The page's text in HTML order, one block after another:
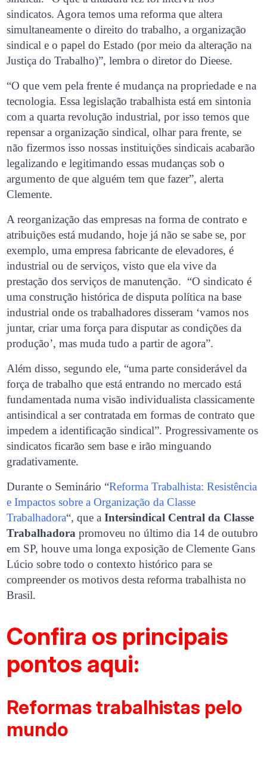
sindicatos. Agora temos uma reforma que altera
simultaneamente o direito do trabalho, a organização
sindical e o papel do Estado (por meio da alteração na
Justiça do Trabalho)”, lembra o diretor do Dieese.
“O que vem pela frente é mudança na propriedade e na
tecnologia. Essa legislação trabalhista está em sintonia
com a quarta revolução industrial, por isso temos que
repensar a organização sindical, olhar para frente, se
não fizermos isso nossas instituições sindicais acabarão
legalizando e legitimando essas mudanças sob o
argumento de que alguém tem que fazer”, alerta
Clemente.
A reorganização das empresas na forma de contrato e
atribuições está mudando, hoje já não se sabe se, por
exemplo, uma empresa fabricante de elevadores, é
industrial ou de serviços, visto que ela vive da
prestação dos serviços de manutenção. “O sindicato é
uma construção histórica de disputa política na base
industrial onde os trabalhadores disseram ‘vamos nos
juntar, criar uma força para disputar as condições da
produção’, mas muda tudo a partir de agora”.
Além disso, segundo ele, “uma parte considerável da
força de trabalho que está entrando no mercado está
fundamentada numa visão individualista classicamente
antisindical a ser contratada em formas de contrato que
impedem a identificação sindical”. Progressivamente os
sindicatos ficarão sem base e irão minguando
gradativamente.
Durante o Seminário “Reforma Trabalhista: Resistência
e Impactos sobre a Organização da Classe
Trabalhadora“, que aIntersindical Central da Classe
Trabalhadora promoveu no último dia 14 de outubro
em SP, houve uma longa exposição de Clemente Gans
Lúcio sobre todo o contexto histórico para se
compreender os motivos desta reforma trabalhista no
Brasil.
Confira os principais
pontos aqui:
Reformas trabalhistas pelo
mundo